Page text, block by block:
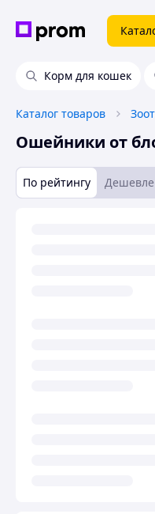
Корм для кошек
Каталог товаров
Ошейники от
По рейтингу Дешевле